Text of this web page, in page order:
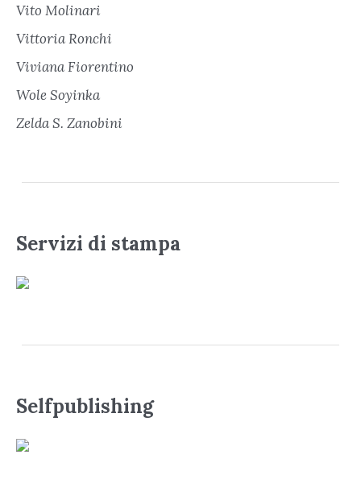
Vito Molinari
Vittoria Ronchi
Viviana Fiorentino
Wole Soyinka
Zelda S. Zanobini
Servizi di stampa
Selfpublishing